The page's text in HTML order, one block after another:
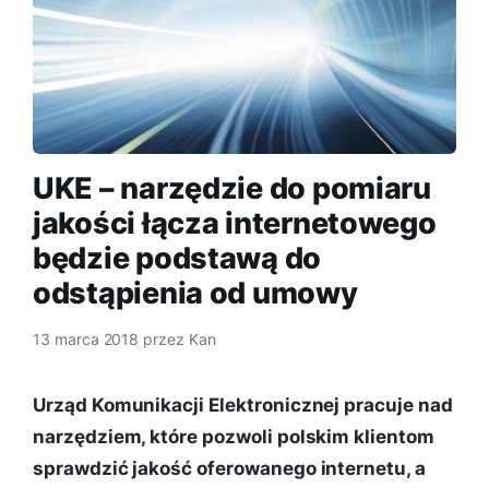
UKE – narzędzie do pomiaru
jakości łącza internetowego
będzie podstawą do
odstąpienia od umowy
13 marca 2018 przez Kan
Urząd Komunikacji Elektronicznej pracuje nad
narzędziem, które pozwoli polskim klientom
sprawdzić jakość oferowanego internetu, a